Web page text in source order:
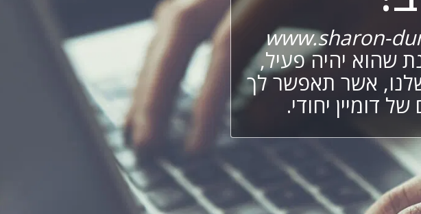
www.sharon-
שהוא יהיה פעיל,
אשר תאפשר לך
דומיין יחודי.